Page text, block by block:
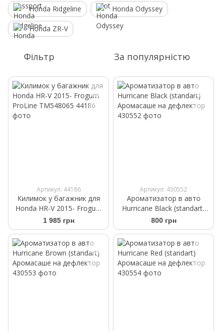
Honda Ridgeline Honda Odyssey
Honda ZR-V
Фільтр За популярністю
Артикул: 44186
Килимок у багажник для
Honda HR-V 2015- Frogum
ProLine TM548065
1 985 грн
Артикул: 430552
Ароматизатор в авто
Hurricane Black (standart)
Аромасаше на дефлектор
800 грн